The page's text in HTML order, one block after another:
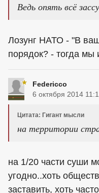
Ведь опять всё
Лозунг НАТО - "В
порядок? - тогда мы
Federicco
6 октября 2014
Цитата: Гигант мысли
на территории
на 1/20 части суши
угодно..хоть
заставить, хоть